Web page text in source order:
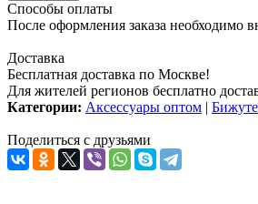
Способы оплаты
После оформления заказа необходимо
Доставка
Бесплатная доставка по Москве!
Для жителей регионов бесплатно
Категории: Аксессуары оптом |
Поделиться с друзьями